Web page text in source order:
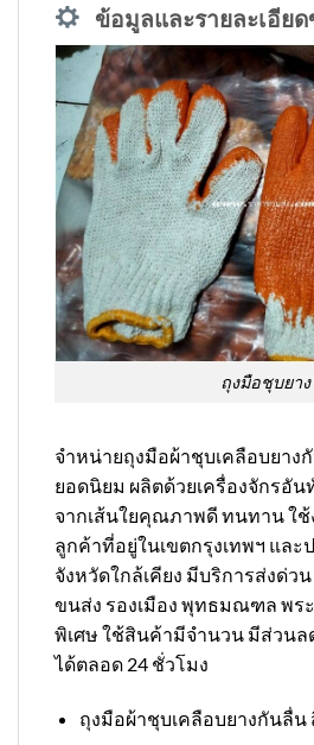
ข้อมูลและรายละเอีย
ถุงมือชุบยาง
จำหน่ายถุงมือผ้าชุบเคลือบยาง
ยอดนิยม ผลิตด้วยเครื่องจักรอั
จากเส้นใยคุณภาพดี ทนทาน ใ
ลูกค้าที่อยู่ในเขตกรุงเทพฯ แล
จังหวัดใกล้เคียง มีบริการส่งด่ว
ขนส่ง รองเมือง พุทธมณฑล พร
พิเศษ ใช้สินค้ามีจำนวน มีส่วน
ได้ตลอด 24 ชั่วโมง
ถุงมือผ้าชุบเคลือบยางกันลื่น